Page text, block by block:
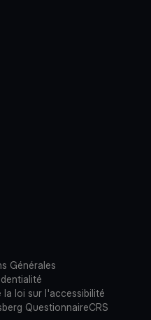
Générales
la loi sur l'accessibilité
QuestionnaireCRS